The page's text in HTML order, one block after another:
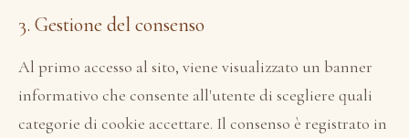
3. Gestione del consenso
Al primo accesso al sito, viene visualizzato un banner
informativo che consente all'utente di scegliere quali
categorie di cookie accettare. Il consenso è registrato in